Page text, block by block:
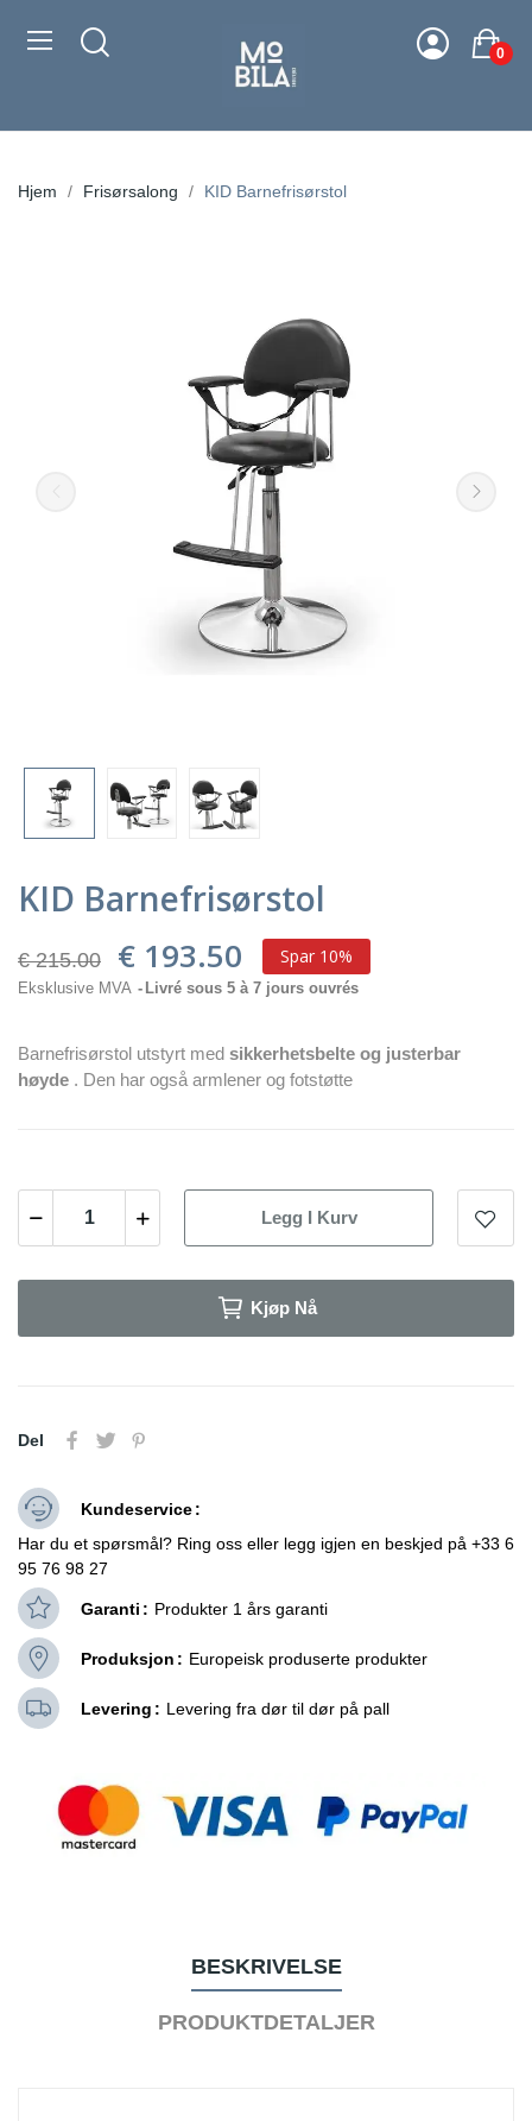
0
Hjem Frisørsalong KID Barnefrisørstol
KID Barnefrisørstol
€ 215.00 € 193.50 Spar 10%
Eksklusive MVA Livré sous 5 à 7 jours ouvrés
Barnefrisørstol utstyrt med sikkerhetsbelte og justerbar
høyde . Den har også armlener og fotstøtte
Legg I Kurv
Kjøp Nå
Del
Kundeservice
Har du et spørsmål? Ring oss eller legg igjen en beskjed på +33 6
95 76 98 27
Garanti Produkter 1 års garanti
Produksjon Europeisk produserte produkter
Levering Levering fra dør til dør på pall
BESKRIVELSE
PRODUKTDETALJER